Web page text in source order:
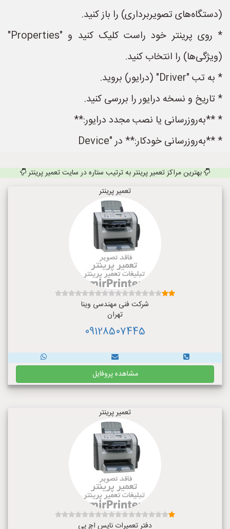
(دستگاه‌های تصویربرداری) را باز کنید.
* روی پرینتر خود راست کلیک کنید و "Properties"
(ویژگی‌ها) را انتخاب کنید.
* به تب "Driver" (درایور) بروید.
* تاریخ و نسخه درایور را بررسی کنید.
* **به‌روزرسانی یا نصب مجدد درایور:**
* **به‌روزرسانی خودکار:** در "Device
بهترین مراکز تعمیر پرینتر به ترتیب ستاره در سایت تعمیر پرینتر
تعمیر پرینتر
شرکت فنی مهندسی وینا
تهران
09128507445
مشاهده پروفایل
تعمیر پرینتر
دفتر تعمیرات نایس اچ پی